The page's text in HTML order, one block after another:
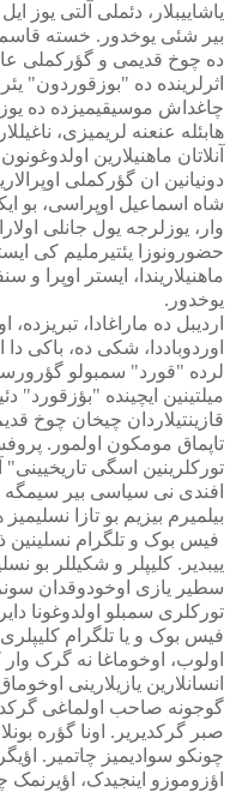
یاشاییبلار، دئملی آلتی یوز
بیر شئی یوخدور. خسته
ده چوخ قدیمی و گؤرکملی
اثرلرینده ده "بوزقوردون"
چاغداش موسیقیمیزده ده
هابئله عنعنه لریمیزی،
آنلاتان ماهنیلارین
دونیانین ان گؤرکملی
شاه اسماعیل اوپراسی، بو
وار، یوزلرجه یول جانلی
حضورونوزا یئتیرملیم کی
ماهنیلاریندا، ایستر اوپرا و
یوخدور.
اردیبل ده ماراغادا، تبریزده،
اوردوباددا، شکی ده، باکی دا
لرده "قورد" سمبولو
میلتینین ایچینده "بؤزقورد"
قازینتیلاردان چیخان چوخ
تاپماق مومکون اولمور.
تورکلرینین اسگی تاریخیینی"
افندی نی سیاسی بیر سیمگه
بیلمیرم بیزیم بو تازا
فیس بوک و تلگرام نسلینین
ییبدیر. کلیپلر و شکیللر بو
سطیر یازی اوخودوقدان
تورکلری سمبلو اولدوغونا
فیس بوک و یا تلگرام
اولوب، اوخوماغا نه گرک
انسانلارین یازیلارینی
گوجونه صاحب اولماغی
صبر گرکدیریر. اونا گؤره
چونکو سوادیمیز چاتمیر.
اؤزوموزو اینجیدک،